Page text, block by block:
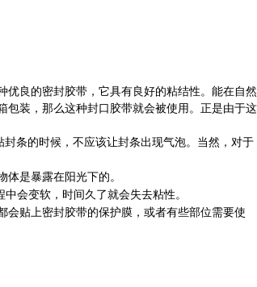
良的密封胶带，它具有良好的粘结性。能在自然
包装，那么这种封口胶带就会被使用。正是由于这
条的时候，不应该让封条出现气泡。当然，对于
是暴露在阳光下的。
会变软，时间久了就会失去粘性。
贴上密封胶带的保护膜，或者有些部位需要使